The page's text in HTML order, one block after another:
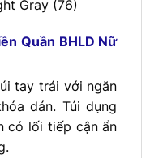
Gray (76)
Quần BHLD Nữ
tay trái với ngăn
dán. Túi dụng
có lối tiếp cận ẩn